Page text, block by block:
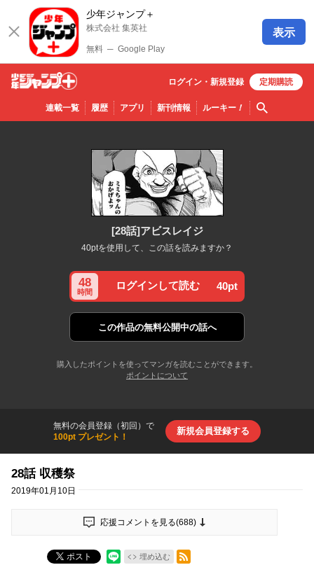
少年ジャンプ＋
株式会社 集英社
無料 ─ Google Play
表示
少年ジ
ャンプ
連載一覧 履歴 アプリ 新刊情報 ルーキー！ 検索
ログイン・ 新規登録 定期購読
[28話]アビスレイジ
40ptを使用して、この話を読みますか？
48
時間
ログインして読む 40pt
この作品の無料公開中の話へ
購入したポイントを使ってマンガを読むことができます。
ポイントについて
無料の会員登録（初回）で
100pt プレゼント！
新規会員登録する
28話 収穫祭
2019年01月10日
応援コメントを見る(688)
ポスト 埋め込む
RSSフィード